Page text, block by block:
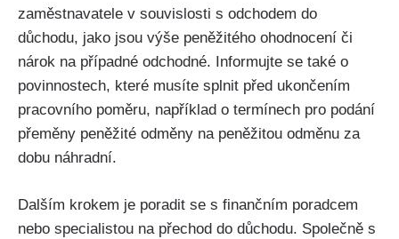
zaměstnavatele v souvislosti s odchodem do
důchodu, jako jsou výše peněžitého ohodnocení či
nárok na případné odchodné. Informujte se také o
povinnostech, které musíte splnit před ukončením
pracovního poměru, například o termínech pro podání
přeměny peněžité odměny na peněžitou odměnu za
dobu náhradní.
Dalším krokem je poradit se s finančním poradcem
nebo specialistou na přechod do důchodu. Společně s